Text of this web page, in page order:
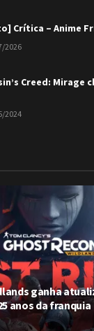
Crítica – Anime
2026
Creed: Mirage
2024
ganha
anos da franquia